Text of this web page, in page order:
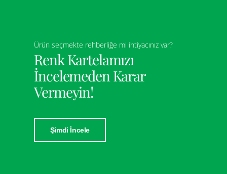
Ürün seçmekte rehberliğe mi ihtiyacınız var?
Renk Kartelamızı
İncelemeden Karar
Vermeyin!
Şimdi İncele